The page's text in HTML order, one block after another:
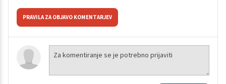
PRAVILA ZA OBJAVO KOMENTARJEV